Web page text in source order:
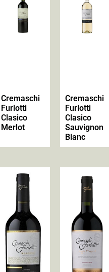
Cremaschi
Furlotti
Clasico
Merlot
Cremaschi
Furlotti
Clasico
Sauvignon
Blanc